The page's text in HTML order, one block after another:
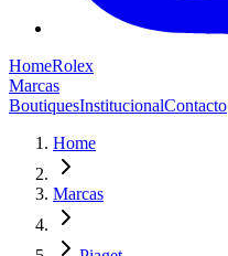
HomeRolex
Marcas
BoutiquesInstitucionalContacto
Home
Marcas